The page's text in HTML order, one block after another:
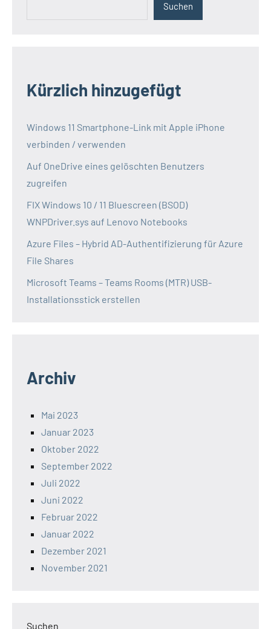
Suchen
Kürzlich hinzugefügt
Windows 11 Smartphone-Link mit Apple iPhone
verbinden / verwenden
Auf OneDrive eines gelöschten Benutzers
zugreifen
FIX Windows 10 / 11 Bluescreen (BSOD)
WNPDriver.sys auf Lenovo Notebooks
Azure Files – Hybrid AD-Authentifizierung für Azure
File Shares
Microsoft Teams – Teams Rooms (MTR) USB-
Installationsstick erstellen
Archiv
Mai 2023
Januar 2023
Oktober 2022
September 2022
Juli 2022
Juni 2022
Februar 2022
Januar 2022
Dezember 2021
November 2021
Suchen